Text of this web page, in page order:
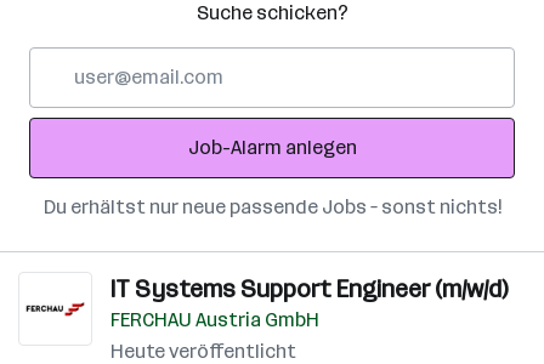
Suche schicken?
Adresse
Job-Alarm anlegen
Du erhältst nur neue passende Jobs – sonst nichts!
IT Systems Support Engineer (m/w/d)
FERCHAU Austria GmbH
Heute veröffentlicht